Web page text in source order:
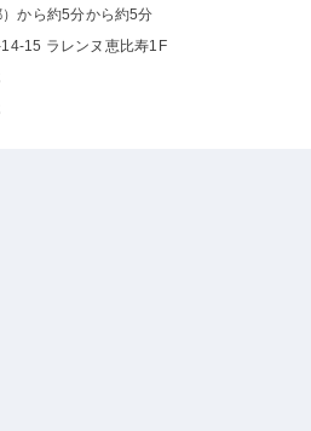
から約5分から約5分
15 ラレンヌ恵比寿1F